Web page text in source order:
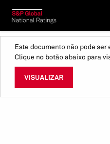
Este documento não pode ser
Clique no botão abaixo para
VISUALIZAR